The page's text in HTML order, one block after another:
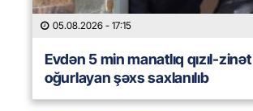
05.08.2026 - 17:15
Evdən 5 min manatlıq qızıl-
oğurlayan şəxs saxlanılıb